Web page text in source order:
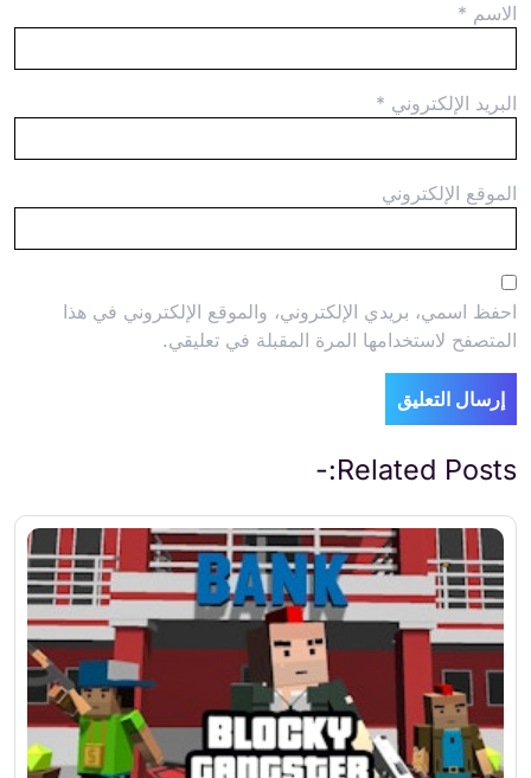
الاسم *
البريد الإلكتروني *
الموقع الإلكتروني
احفظ اسمي، بريدي الإلكتروني، والموقع الإلكتروني في هذا
المتصفح لاستخدامها المرة المقبلة في تعليقي.
Related Posts:-